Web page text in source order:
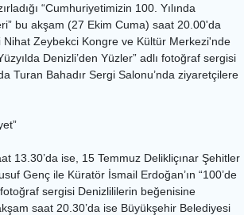
“Cumhuriyetimizin 100. Yılında
bu akşam (27 Ekim Cuma) saat 20.00'da
Nihat Zeybekci Kongre ve Kültür Merkezi'nde
Denizli’den Yüzler” adlı fotoğraf sergisi
Turan Bahadır Sergi Salonu’nda ziyaretçilere
13.30’da ise, 15 Temmuz Delikliçınar Şehitler
Genç ile Küratör İsmail Erdoğan’ın “100’de
sergisi Denizlililerin beğenisine
saat 20.30’da ise Büyükşehir Belediyesi